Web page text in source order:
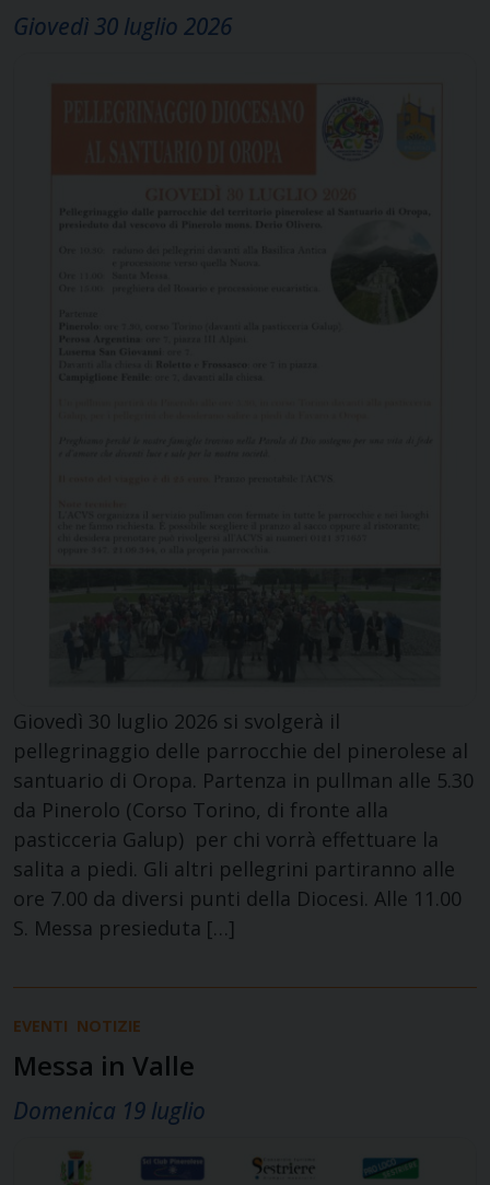
Giovedì 30 luglio 2026
Giovedì 30 luglio 2026 si svolgerà il
pellegrinaggio delle parrocchie del pinerolese al
santuario di Oropa. Partenza in pullman alle 5.30
da Pinerolo (Corso Torino, di fronte alla
pasticceria Galup) per chi vorrà effettuare la
salita a piedi. Gli altri pellegrini partiranno alle
ore 7.00 da diversi punti della Diocesi. Alle 11.00
S. Messa presieduta […]
EVENTI NOTIZIE
Messa in Valle
Domenica 19 luglio